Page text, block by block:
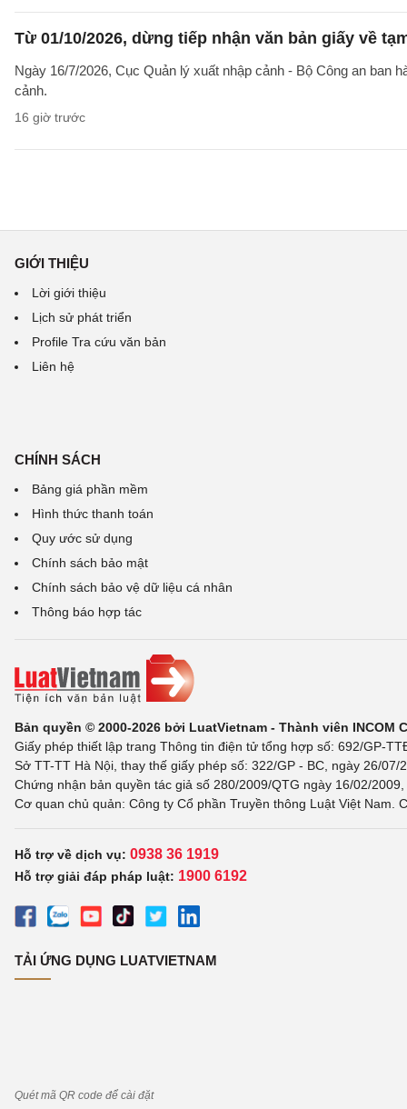
Từ 01/10/2026, dừng tiếp nhận văn bản giấy về
Ngày 16/7/2026, Cục Quản lý xuất nhập cảnh - Bộ Công an ban
cảnh.
16 giờ trước
GIỚI THIỆU
Lời giới thiệu
Lịch sử phát triển
Profile Tra cứu văn bản
Liên hệ
CHÍNH SÁCH
Bảng giá phần mềm
Hình thức thanh toán
Quy ước sử dụng
Chính sách bảo mật
Chính sách bảo vệ dữ liệu cá nhân
Thông báo hợp tác
Bản quyền © 2000-2026 bởi LuatVietnam - Thành viên INCOM
Giấy phép thiết lập trang Thông tin điện tử tổng hợp số: 692/GP-
Sở TT-TT Hà Nội, thay thế giấy phép số: 322/GP - BC, ngày 26/
Chứng nhận bản quyền tác giả số 280/2009/QTG ngày 16/02/
Cơ quan chủ quản: Công ty Cổ phần Truyền thông Luật Việt Nam.
Hỗ trợ về dịch vụ: 0938 36 1919
Hỗ trợ giải đáp pháp luật: 1900 6192
TẢI ỨNG DỤNG LUATVIETNAM
Quét mã QR code để cài đặt